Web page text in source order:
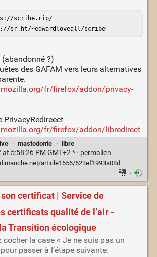
scribe.rip/
sr.ht/~edwardloveall/scribe
?)
des GAFAM vers leurs alternatives
fr/firefox/addon/privacy-
PrivacyRedireect
fr/firefox/addon/libredirect
· mastodonte · libre
5:58:26 PM GMT+2 * · permalien
article1656/623ef1993a08d
·
certificat | Service de
certificats qualité de l’air -
Transition écologique
cocher la case « Je ne suis pas un
passer à l’étape suivante.